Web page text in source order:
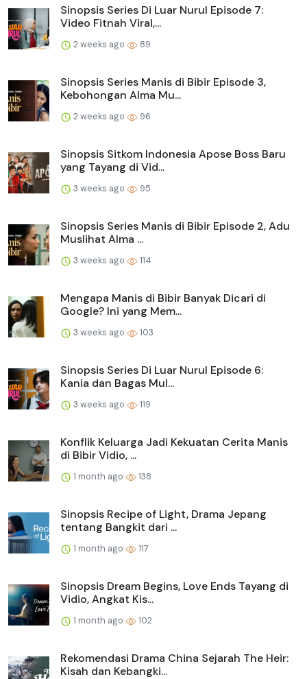
Sinopsis Series Di Luar Nurul Episode 7:
Video Fitnah Viral,...
2 weeks ago 89
Sinopsis Series Manis di Bibir Episode 3,
Kebohongan Alma Mu...
2 weeks ago 96
Sinopsis Sitkom Indonesia Apose Boss Baru
yang Tayang di Vid...
3 weeks ago 95
Sinopsis Series Manis di Bibir Episode 2, Adu
Muslihat Alma ...
3 weeks ago 114
Mengapa Manis di Bibir Banyak Dicari di
Google? Ini yang Mem...
3 weeks ago 103
Sinopsis Series Di Luar Nurul Episode 6:
Kania dan Bagas Mul...
3 weeks ago 119
Konflik Keluarga Jadi Kekuatan Cerita Manis
di Bibir Vidio, ...
1 month ago 138
Sinopsis Recipe of Light, Drama Jepang
tentang Bangkit dari ...
1 month ago 117
Sinopsis Dream Begins, Love Ends Tayang di
Vidio, Angkat Kis...
1 month ago 102
Rekomendasi Drama China Sejarah The Heir:
Kisah dan Kebangki...